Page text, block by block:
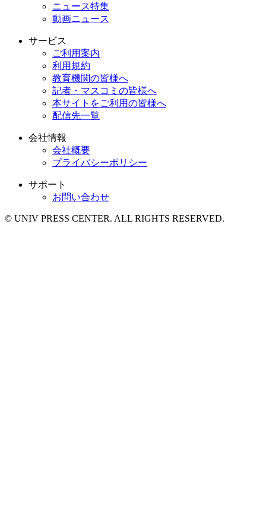
ニュース特集
動画ニュース
サービス
ご利用案内
利用規約
教育機関の皆様へ
記者・マスコミの皆様へ
本サイトをご利用の皆様へ
配信先一覧
会社情報
会社概要
プライバシーポリシー
サポート
お問い合わせ
© UNIV PRESS CENTER. ALL RIGHTS RESERVED.